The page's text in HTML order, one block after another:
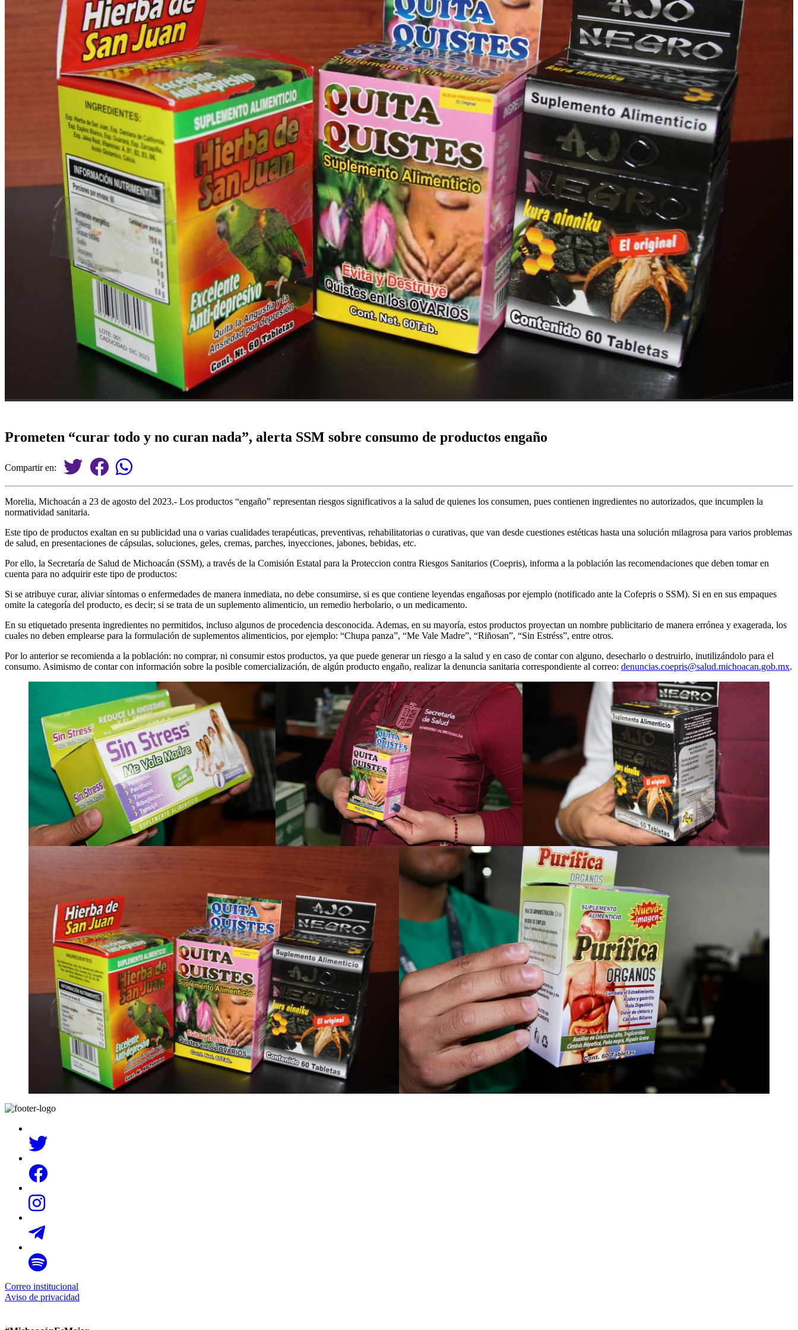
Prometen “curar todo y no curan nada”, alerta SSM sobre consumo de productos engaño
Compartir en:
Morelia, Michoacán a 23 de agosto del 2023.- Los productos “engaño” representan riesgos significativos a la salud de quienes los consumen, pues contienen ingredientes no autorizados, que incumplen la
normatividad sanitaria.
Este tipo de productos exaltan en su publicidad una o varias cualidades terapéuticas, preventivas, rehabilitatorias o curativas, que van desde cuestiones estéticas hasta una solución milagrosa para varios problemas
de salud, en presentaciones de cápsulas, soluciones, geles, cremas, parches, inyecciones, jabones, bebidas, etc.
Por ello, la Secretaría de Salud de Michoacán (SSM), a través de la Comisión Estatal para la Proteccion contra Riesgos Sanitarios (Coepris), informa a la población las recomendaciones que deben tomar en
cuenta para no adquirir este tipo de productos:
Si se atribuye curar, aliviar síntomas o enfermedades de manera inmediata, no debe consumirse, si es que contiene leyendas engañosas por ejemplo (notificado ante la Cofepris o SSM). Si en en sus empaques
omite la categoría del producto, es decir; si se trata de un suplemento alimenticio, un remedio herbolario, o un medicamento.
En su etiquetado presenta ingredientes no permitidos, incluso algunos de procedencia desconocida. Ademas, en su mayoría, estos productos proyectan un nombre publicitario de manera errónea y exagerada, los
cuales no deben emplearse para la formulación de suplementos alimenticios, por ejemplo: “Chupa panza”, “Me Vale Madre”, “Riñosan”, “Sin Estréss”, entre otros.
Por lo anterior se recomienda a la población: no comprar, ni consumir estos productos, ya que puede generar un riesgo a la salud y en caso de contar con alguno, desecharlo o destruirlo, inutilizándolo para el
consumo. Asimismo de contar con información sobre la posible comercialización, de algún producto engaño, realizar la denuncia sanitaria correspondiente al correo: denuncias.coepris@salud.michoacan.gob.mx.
Correo institucional
Aviso de privacidad